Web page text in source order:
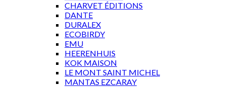
CHARVET ÉDITIONS
DANTE
DURALEX
ECOBIRDY
EMU
HEERENHUIS
KOK MAISON
LE MONT SAINT MICHEL
MANTAS EZCARAY